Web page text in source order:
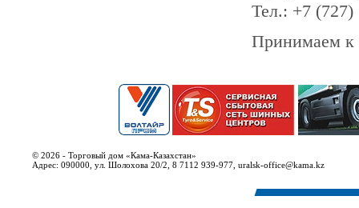
Тел.: +7 (727)
Принимаем к
© 2026 - Торговый дом «Кама-Казахстан»
Адрес: 090000, ул. Шолохова 20/2, 8 7112 939-977, uralsk-office@kama.kz